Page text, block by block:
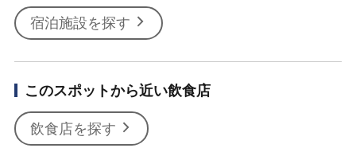
宿泊施設を探す
このスポットから近い飲食店
飲食店を探す